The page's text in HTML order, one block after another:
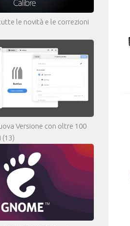
le novità e le correzioni
Versione con oltre 100
(13)